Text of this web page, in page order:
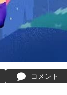
コメント